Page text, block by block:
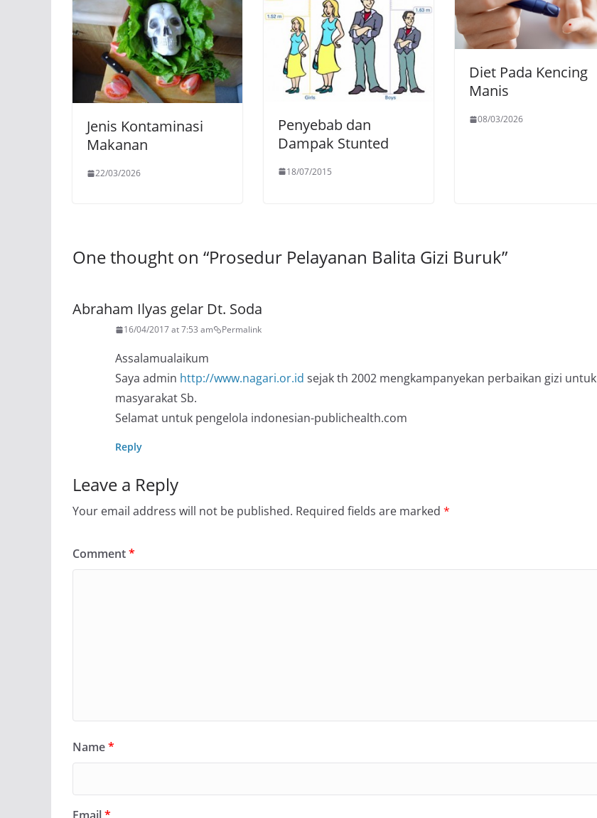
Jenis Kontaminasi
Makanan
22/03/2026
Penyebab dan
Dampak Stunted
18/07/2015
Diet Pada Kencing
Manis
08/03/2026
One thought on “Prosedur Pelayanan Balita Gizi Buruk”
Abraham Ilyas gelar Dt. Soda
16/04/2017 at 7:53 am Permalink
Assalamualaikum
Saya admin http://www.nagari.or.id sejak th 2002 mengkampanyekan perbaikan gizi untuk
masyarakat Sb.
Selamat untuk pengelola indonesian-publichealth.com
Reply
Leave a Reply
Your email address will not be published. Required fields are marked *
Comment*
Name*